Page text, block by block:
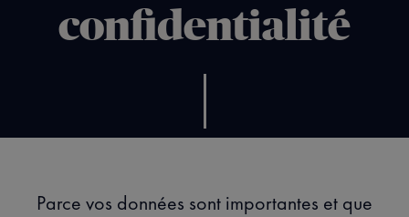
confidentialité
Parce vos données sont importantes et que